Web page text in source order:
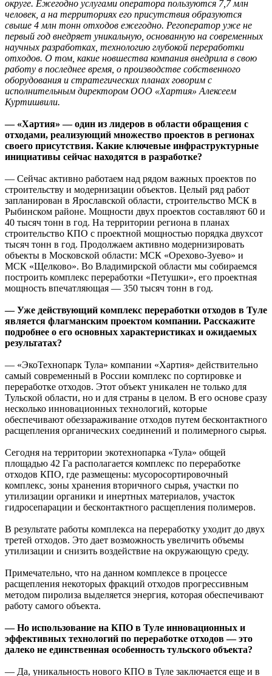
округе. Ежегодно услугами оператора пользуются 7,7 млн
человек, а на территориях его присутствия образуются
свыше 4 млн тонн отходов ежегодно. Регоператор уже не
первый год внедряет уникальную, основанную на современных
научных разработках, технологию глубокой переработки
отходов. О том, какие новшества компания внедрила в свою
работу в последнее время, о производстве собственного
оборудования и стратегических планах говорим с
исполнительным директором ООО «Хартия» Алексеем
Куртишвили.
— «Хартия» — один из лидеров в области обращения с
отходами, реализующий множество проектов в регионах
своего присутствия. Какие ключевые инфраструктурные
инициативы сейчас находятся в разработке?
— Сейчас активно работаем над рядом важных проектов по
строительству и модернизации объектов. Целый ряд работ
запланирован в Ярославской области, строительство МСК в
Рыбинском районе. Мощности двух проектов составляют 60 и
40 тысяч тонн в год. На территории региона в планах
строительство КПО с проектной мощностью порядка двухсот
тысяч тонн в год. Продолжаем активно модернизировать
объекты в Московской области: МСК «Орехово-Зуево» и
МСК «Щелково». Во Владимирской области мы собираемся
построить комплекс переработки «Петушки», его проектная
мощность впечатляющая — 350 тысяч тонн в год.
— Уже действующий комплекс переработки отходов в Туле
является флагманским проектом компании. Расскажите
подробнее о его основных характеристиках и ожидаемых
результатах?
— «ЭкоТехнопарк Тула» компании «Хартия» действительно
самый современный в России комплекс по сортировке и
переработке отходов. Этот объект уникален не только для
Тульской области, но и для страны в целом. В его основе сразу
несколько инновационных технологий, которые
обеспечивают обеззараживание отходов путем бесконтактного
расщепления органических соединений и полимерного сырья.
Сегодня на территории экотехнопарка «Тула» общей
площадью 42 Га располагается комплекс по переработке
отходов КПО, где размещены: мусоросортировочный
комплекс, зоны хранения вторичного сырья, участки по
утилизации органики и инертных материалов, участок
гидросепарации и бесконтактного расщепления полимеров.
В результате работы комплекса на переработку уходит до двух
третей отходов. Это дает возможность увеличить объемы
утилизации и снизить воздействие на окружающую среду.
Примечательно, что на данном комплексе в процессе
расщепления некоторых фракций отходов прогрессивным
методом пиролиза выделяется энергия, которая обеспечивают
работу самого объекта.
— Но использование на КПО в Туле инновационных и
эффективных технологий по переработке отходов — это
далеко не единственная особенность тульского объекта?
— Да, уникальность нового КПО в Туле заключается еще и в